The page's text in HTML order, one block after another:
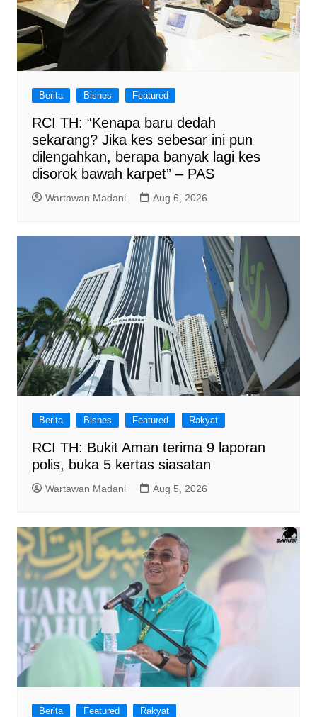
Berita Bisnes Featured
RCI TH: “Kenapa baru dedah
sekarang? Jika kes sebesar ini pun
dilengahkan, berapa banyak lagi kes
disorok bawah karpet” – PAS
Wartawan Madani Aug 6, 2026
Berita Bisnes Featured Rakyat
RCI TH: Bukit Aman terima 9 laporan
polis, buka 5 kertas siasatan
Wartawan Madani Aug 5, 2026
Berita Featured Rakyat